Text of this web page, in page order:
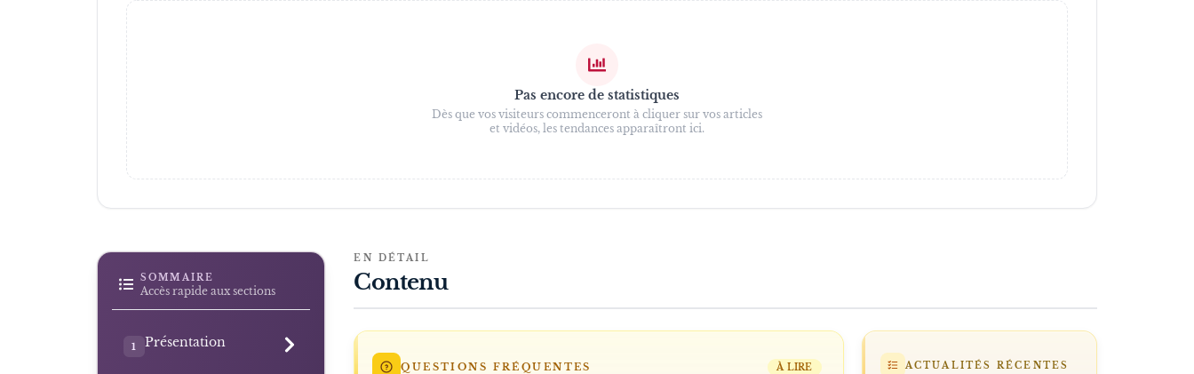
Pas encore de statistiques
Dès que vos visiteurs commenceront à cliquer sur vos articles
et vidéos, les tendances apparaîtront ici.
SOMMAIRE
Accès rapide aux sections
1 Présentation
EN DÉTAIL
Contenu
QUESTIONS FRÉQUENTES À LIRE ACTUALITÉS RÉCENTES